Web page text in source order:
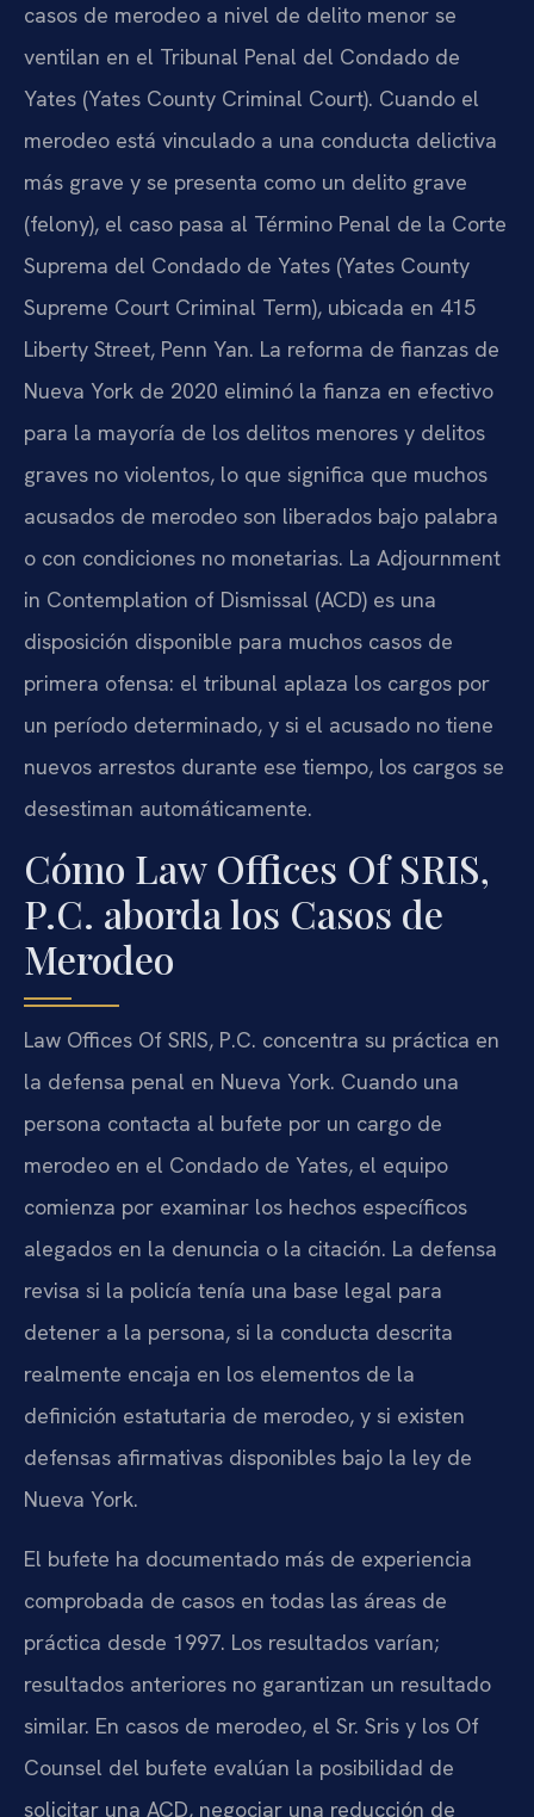
casos de merodeo a nivel de delito menor se
ventilan en el Tribunal Penal del Condado de
Yates (Yates County Criminal Court). Cuando el
merodeo está vinculado a una conducta delictiva
más grave y se presenta como un delito grave
(felony), el caso pasa al Término Penal de la Corte
Suprema del Condado de Yates (Yates County
Supreme Court Criminal Term), ubicada en 415
Liberty Street, Penn Yan. La reforma de fianzas de
Nueva York de 2020 eliminó la fianza en efectivo
para la mayoría de los delitos menores y delitos
graves no violentos, lo que significa que muchos
acusados de merodeo son liberados bajo palabra
o con condiciones no monetarias. La Adjournment
in Contemplation of Dismissal (ACD) es una
disposición disponible para muchos casos de
primera ofensa: el tribunal aplaza los cargos por
un período determinado, y si el acusado no tiene
nuevos arrestos durante ese tiempo, los cargos se
desestiman automáticamente.
Cómo Law Offices Of SRIS,
P.C. aborda los Casos de
Merodeo
Law Offices Of SRIS, P.C. concentra su práctica en
la defensa penal en Nueva York. Cuando una
persona contacta al bufete por un cargo de
merodeo en el Condado de Yates, el equipo
comienza por examinar los hechos específicos
alegados en la denuncia o la citación. La defensa
revisa si la policía tenía una base legal para
detener a la persona, si la conducta descrita
realmente encaja en los elementos de la
definición estatutaria de merodeo, y si existen
defensas afirmativas disponibles bajo la ley de
Nueva York.
El bufete ha documentado más de experiencia
comprobada de casos en todas las áreas de
práctica desde 1997. Los resultados varían;
resultados anteriores no garantizan un resultado
similar. En casos de merodeo, el Sr. Sris y los Of
Counsel del bufete evalúan la posibilidad de
solicitar una ACD, negociar una reducción de